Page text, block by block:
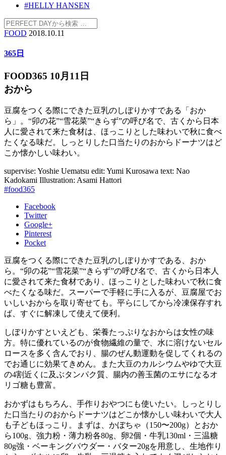
#HELLY HANSEN
FOOD 2018.10.11
365日
FOOD365 10月11日
おから
豆腐をつくる際にできた豆乳のしぼりかすである「おか
ら」。“卯の花”“雪花菜”“きらず”の呼び名で、古くから日本
人に愛されて来た食材は、ほっこりとした味わいで秋に食べ
たくなる味だ。しっとりした口当たりのおからドーナツはど
こか懐かしい味わい。
supervise: Yoshie Uematsu edit: Yumi Kurosawa text: Nao
Kadokami Illustration: Asami Hattori
#food365
Facebook
Twitter
Google+
Pinterest
Pocket
豆腐をつくる際にできた豆乳のしぼりかすである、おか
ら。“卯の花”“雪花菜”“きらず”の呼び名で、古くから日本人
に愛されて来た食材であり、ほっこりとした味わいで秋に食
べたくなる味だ。スーパーで手軽に手に入るが、豆腐屋でお
いしいおからを取り寄せても。平らにしてから冷凍保存すれ
ば、すぐに解凍して使えて便利。
しぼりかすといえども、栄養たっぷりなおからは女性の味
方。特に優れているのが食物繊維の量で、水に溶けないセル
ロースを多く含んでおり、腸のぜん動運動を促してくれるの
でお通じに効果てきめん。また大豆のカルシウムやゆで大豆
の4割近くに及ぶタンパク質、腸内の善玉菌のエサになるオ
リゴ糖も豊富。
おかずはもちろん、手作りおやつにも使いたい。しっとりし
た口当たりのおからドーナツはどこか懐かしい味わいで大人
も子どもほっこり。まずは、かぼちゃ（150〜200g）とおか
ら100g、強力粉・薄力粉各80g、卵2個・牛乳130ml・三温糖
80g強・ベーキングパウダー・バター20gを用意し、生地作り